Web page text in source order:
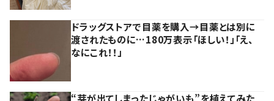
ドラッグストアで目薬を購入→目薬とは別に
渡されたものに…180万表示「ほしい！」「え、
なにこれ！！」
“芽が出てしまったじゃがいも”を植えてみた